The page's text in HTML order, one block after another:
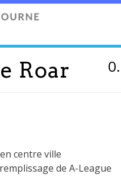
Roar
centre ville
de A-League